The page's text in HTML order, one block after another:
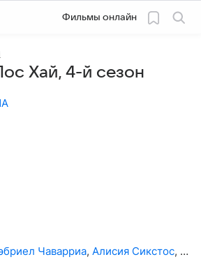
Фильмы онлайн
Хай, 4-й сезон
Чаварриа, Алисия Сикстос,